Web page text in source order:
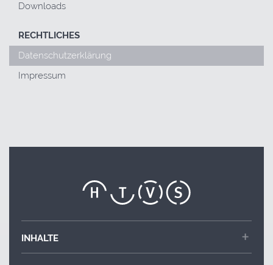
Downloads
RECHTLICHES
Datenschutzerklärung
Impressum
INHALTE